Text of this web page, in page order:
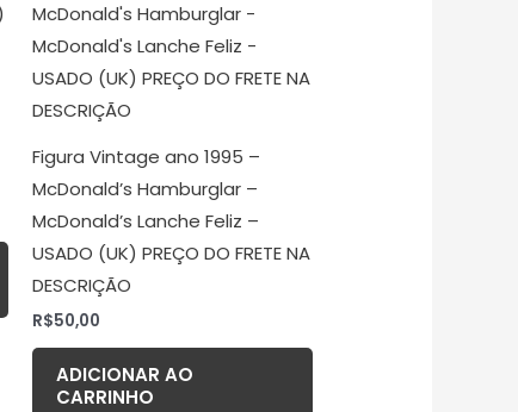
Figura Vintage ano 1995 –
McDonald’s Hamburglar –
McDonald’s Lanche Feliz –
USADO (UK) PREÇO DO FRETE NA
DESCRIÇÃO
R$50,00
ADICIONAR AO
CARRINHO